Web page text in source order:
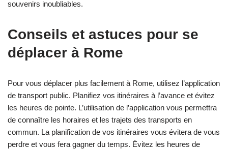
souvenirs inoubliables.
Conseils et astuces pour se
déplacer à Rome
Pour vous déplacer plus facilement à Rome, utilisez l’application
de transport public. Planifiez vos itinéraires à l’avance et évitez
les heures de pointe. L’utilisation de l’application vous permettra
de connaître les horaires et les trajets des transports en
commun. La planification de vos itinéraires vous évitera de vous
perdre et vous fera gagner du temps. Évitez les heures de